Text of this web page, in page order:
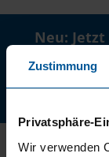
Zustimmung
Privatsphäre-
Wir verwenden
Neu:
Schnell,